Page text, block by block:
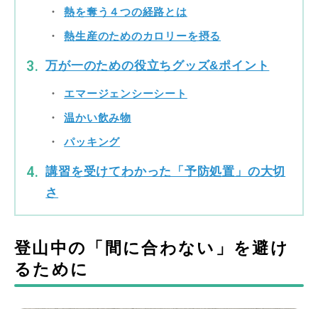
熱を奪う４つの経路とは
熱生産のためのカロリーを摂る
万が一のための役立ちグッズ&ポイント
エマージェンシーシート
温かい飲み物
パッキング
講習を受けてわかった「予防処置」の大切
さ
登山中の「間に合わない」を避け
るために